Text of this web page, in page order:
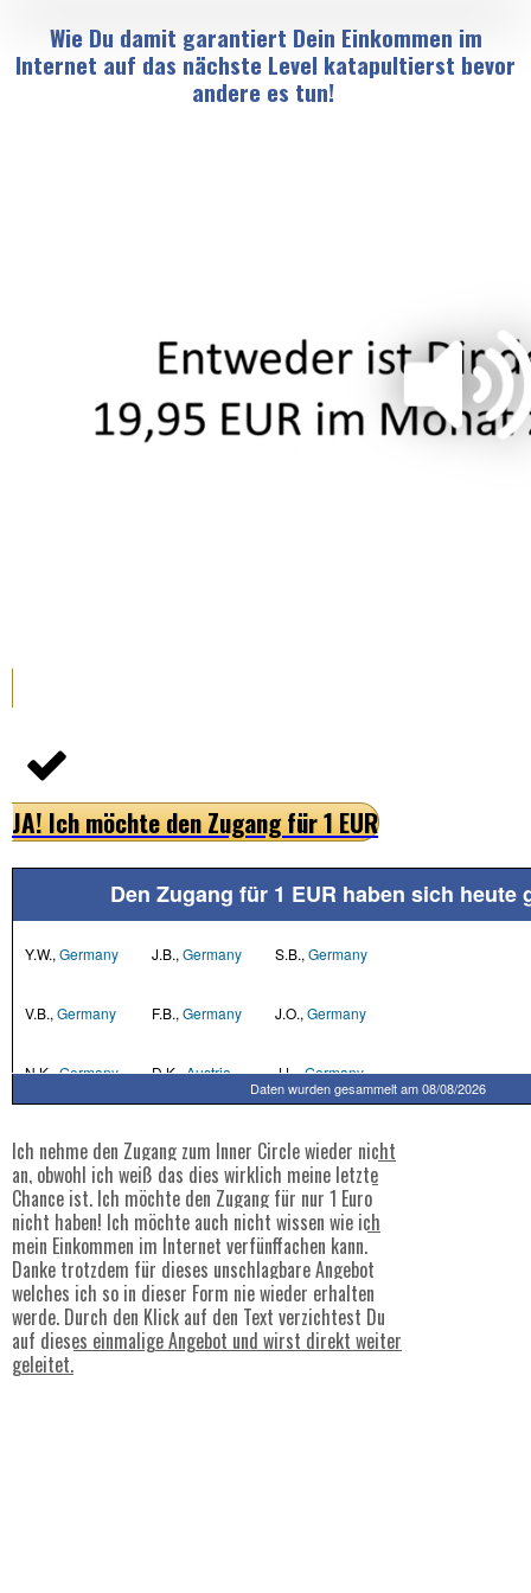
Wie Du damit garantiert Dein Einkommen im
Internet auf das nächste Level katapultierst bevor
andere es tun!
JA! Ich möchte den Zugang für 1 EUR
Ich nehme den Zugang zum Inner Circle wieder nicht
an, obwohl ich weiß das dies wirklich meine letzte
Chance ist. Ich möchte den Zugang für nur 1 Euro
nicht haben! Ich möchte auch nicht wissen wie ich
mein Einkommen im Internet verfünffachen kann.
Danke trotzdem für dieses unschlagbare Angebot
welches ich so in dieser Form nie wieder erhalten
werde. Durch den Klick auf den Text verzichtest Du
auf dieses einmalige Angebot und wirst direkt weiter
geleitet.